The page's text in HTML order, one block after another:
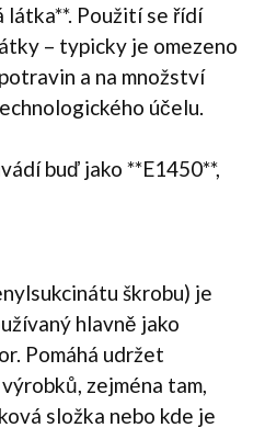
Použití se řídí
– typicky je omezeno
a na množství
účelu.
buď jako **E1450**,
škrobu) je
hlavně jako
Pomáhá udržet
zejména tam,
složka nebo kde je